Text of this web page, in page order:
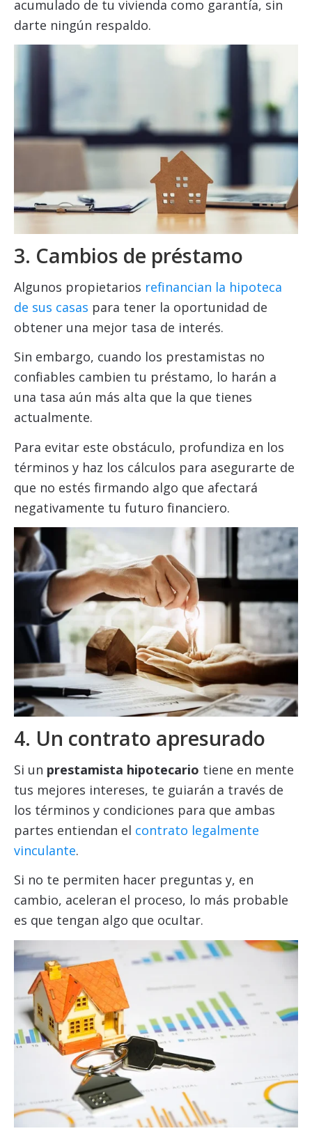
acumulado de tu vivienda como garantía, sin
darte ningún respaldo.
3. Cambios de préstamo
Algunos propietarios refinancian la hipoteca
de sus casas para tener la oportunidad de
obtener una mejor tasa de interés.
Sin embargo, cuando los prestamistas no
confiables cambien tu préstamo, lo harán a
una tasa aún más alta que la que tienes
actualmente.
Para evitar este obstáculo, profundiza en los
términos y haz los cálculos para asegurarte de
que no estés firmando algo que afectará
negativamente tu futuro financiero.
4. Un contrato apresurado
Si un prestamista hipotecario tiene en mente
tus mejores intereses, te guiarán a través de
los términos y condiciones para que ambas
partes entiendan el contrato legalmente
vinculante.
Si no te permiten hacer preguntas y, en
cambio, aceleran el proceso, lo más probable
es que tengan algo que ocultar.